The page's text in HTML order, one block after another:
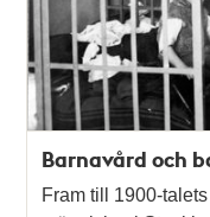
teman
Barnavård och
Fram till 1900-